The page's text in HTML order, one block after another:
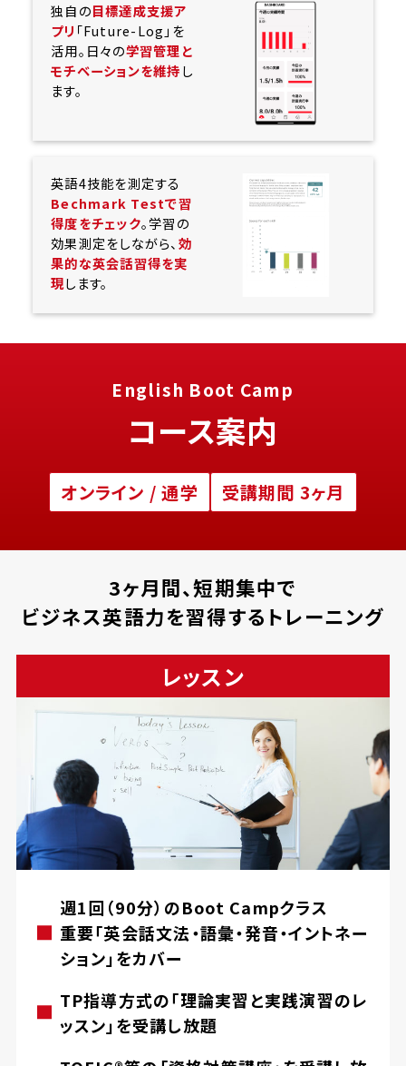
独自の目標達成支援ア
プリ 「Future-Log」を
活用。日々の学習管理と
モチベーションを維持し
ます。
英語4技能を測定する
Bechmark Testで習
得度をチェック。学習の
効果測定をしながら、効
果的な英会話習得を実
現します。
English Boot Camp
コース案内
オンライン / 通学 受講期間 3ヶ月
3ヶ月間、短期集中で
ビジネス英語力を習得するトレーニング
レッスン
週1回（90分）のBoot Campクラス
重要「英会話文法・語彙・発音・イントネー
ション」をカバー
TP指導方式の「理論実習と実践演習のレ
ッスン」を受講し放題